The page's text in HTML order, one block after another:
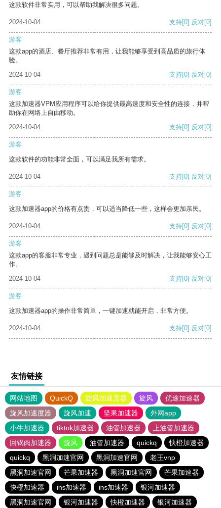
这款软件非常实用，可以帮助我解决很多问题。
2024-10-04 支持[0] 反对[0]
游客
这款app的酒店、餐厅推荐非常有用，让我能够享受到高品质的旅行体
验。
2024-10-04
支持[0] 反对[0]
游客
这款加速器VPM应用程序可以给你提供最高速度和安全性的连接，并帮
助你在网络上自由移动。
2024-10-04
支持[0] 反对[0]
游客
这款软件的功能非常全面，可以满足我所有需求。
2024-10-04 支持[0] 反对[0]
游客
这款加速器app的价格有点贵，可以适当降低一些，这样会更加亲民。
2024-10-04 支持[0] 反对[0]
游客
这款app的客服非常专业，遇到问题总是能够及时解决，让我能够安心工
作。
2024-10-04
支持[0] 反对[0]
游客
这款加速器app的操作非常简单，一键加速就能开启，非常方便。
2024-10-04 支持[0] 反对[0]
友情链接
网站地图 QuickQ 旋风加速度器 旋风
优途加速器
旋风加速度器
旋风加速 坚果加速器
外网app
小牛加速器
tiktok加速器 油管加速器
上油管加速器
回锅肉加速器
旋风 油管加速器 quickq
快橙加速器
quickq
黑洞加速官网 黑洞加速官网
老王vnp
黑洞加速官网
芒果加速器 黑洞加速官网
芒果加速器
快橙加速器
ins加速器 ins加速器
银河加速器
黑洞加速官网
银河加速器 快橙加速器 银河加速器